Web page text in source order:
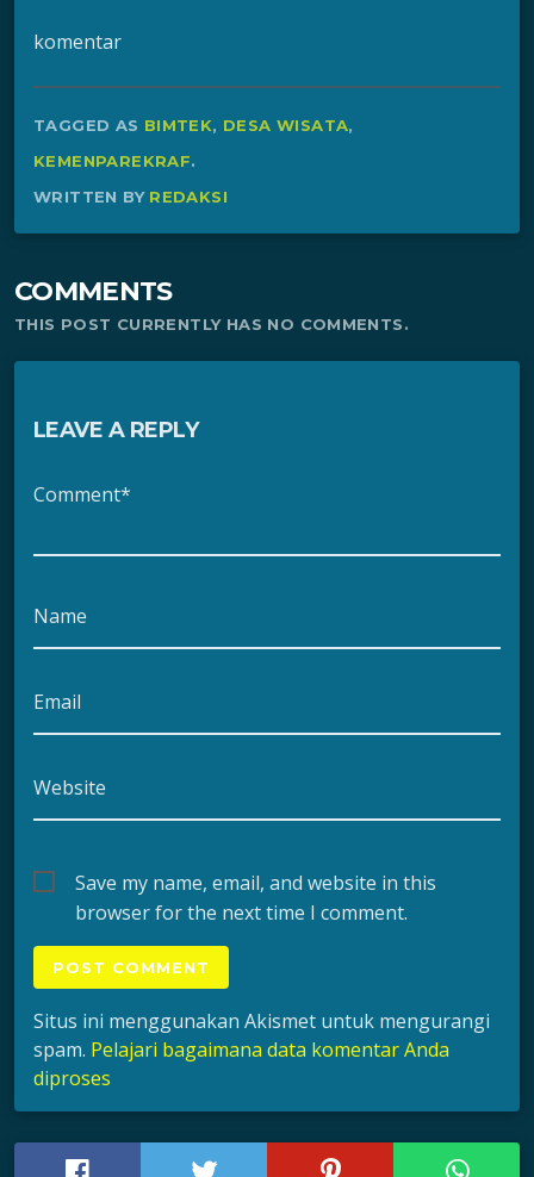
komentar
TAGGED AS BIMTEK, DESA WISATA,
KEMENPAREKRAF.
WRITTEN BY REDAKSI
COMMENTS
THIS POST CURRENTLY HAS NO COMMENTS.
LEAVE A REPLY
Comment*
Name
Email
Website
Save my name, email, and website in this
browser for the next time I comment.
Situs ini menggunakan Akismet untuk mengurangi
spam. Pelajari bagaimana data komentar Anda
diproses